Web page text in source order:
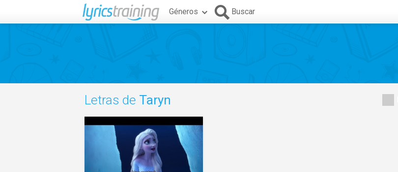
Géneros Buscar
Letras de Taryn